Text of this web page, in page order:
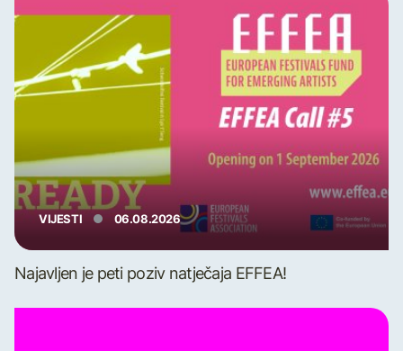
VIJESTI 06.08.2026
Najavljen je peti poziv natječaja EFFEA!